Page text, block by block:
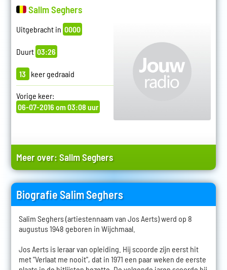
Salim Seghers
Uitgebracht in 0000
Duurt 03:26
13 keer gedraaid
Vorige keer:
06-07-2016 om 03:08 uur
Meer over:Salim Seghers
Biografie Salim Seghers
Salim Seghers (artiestennaam van Jos Aerts) werd op 8
augustus 1948 geboren in Wijchmaal.
Jos Aerts is leraar van opleiding. Hij scoorde zijn eerst hit
met "Verlaat me nooit", dat in 1971 een paar weken de eerste